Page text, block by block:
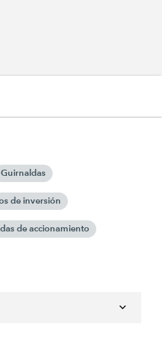
Guirnaldas
de inversión
de accionamiento